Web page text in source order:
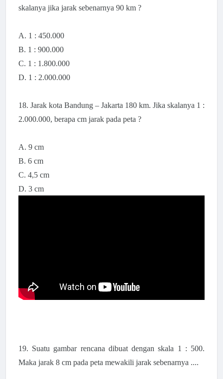
skalanya jika jarak sebenarnya 90 km ?
A. 1 : 450.000
B. 1 : 900.000
C. 1 : 1.800.000
D. 1 : 2.000.000
18. Jarak kota Bandung – Jakarta 180 km. Jika skalanya 1 :
2.000.000, berapa cm jarak pada peta ?
A. 9 cm
B. 6 cm
C. 4,5 cm
D. 3 cm
19. Suatu gambar rencana dibuat dengan skala 1 : 500.
Maka jarak 8 cm pada peta mewakili jarak sebenarnya ....